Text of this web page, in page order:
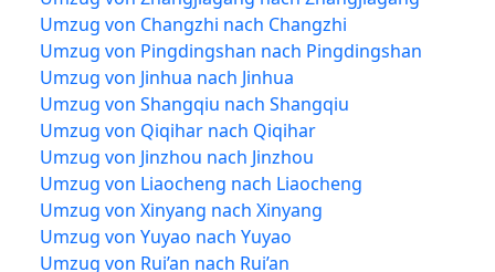
Umzug von Changzhi nach Changzhi
Umzug von Pingdingshan nach Pingdingshan
Umzug von Jinhua nach Jinhua
Umzug von Shangqiu nach Shangqiu
Umzug von Qiqihar nach Qiqihar
Umzug von Jinzhou nach Jinzhou
Umzug von Liaocheng nach Liaocheng
Umzug von Xinyang nach Xinyang
Umzug von Yuyao nach Yuyao
Umzug von Rui’an nach Rui’an